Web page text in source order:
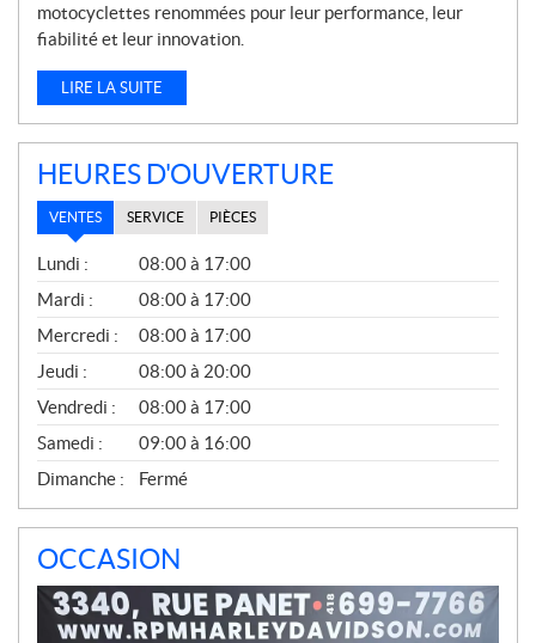
motocyclettes renommées pour leur performance, leur
fiabilité et leur innovation.
LIRE LA SUITE
HEURES D'OUVERTURE
VENTES SERVICE PIÈCES
V
E
N
T
E
S
Lundi :
08:00 à 17:00
Mardi :
08:00 à 17:00
Mercredi :
08:00 à 17:00
Jeudi :
08:00 à 20:00
Vendredi :
08:00 à 17:00
Samedi :
09:00 à 16:00
Dimanche :
Fermé
OCCASION